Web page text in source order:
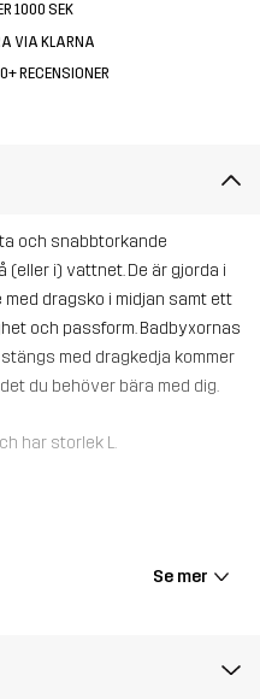
1000 SEK
VIA KLARNA
RECENSIONER
och snabbtorkande
i) vattnet. De är gjorda i
dragsko i midjan samt ett
och passform. Badbyxornas
med dragkedja kommer
du behöver bära med dig.
har storlek L.
(Återvunnen), 10% Elastan
Se mer